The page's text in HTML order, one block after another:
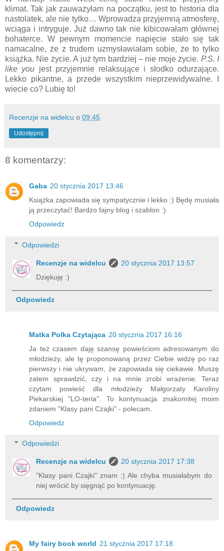
klimat. Tak jak zauważyłam na początku, jest to historia dla
nastolatek, ale nie tylko… Wprowadza przyjemną atmosferę,
wciąga i intryguje. Już dawno tak nie kibicowałam głównej
bohaterce. W pewnym momencie napięcie stało się tak
namacalne, że z trudem uzmysławiałam sobie, że to tylko
książka. Nie życie. A już tym bardziej – nie moje życie. P.S. I
like you jest przyjemnie relaksujące i słodko odurzające.
Lekko pikantne, a przede wszystkim nieprzewidywalne. I
wiecie co? Lubię to!
Recenzje na widelcu o 09:45
Udostępnij
8 komentarzy:
Gaba 20 stycznia 2017 13:46
Książka zapowiada się sympatycznie i lekko :) Będę musiała
ją przeczytać! Bardzo fajny blog i szablon :)
Odpowiedz
Odpowiedzi
Recenzje na widelcu
20 stycznia 2017 13:57
Dziękuję :)
Odpowiedz
Matka Polka Czytająca 20 stycznia 2017 16:16
Ja też czasem daję szansę powieściom adresowanym do
młodzieży, ale tę proponowaną przez Ciebie widzę po raz
pierwszy i nie ukrywam, że zapowiada się ciekawie. Muszę
zatem sprawdzić, czy i na mnie zrobi wrażenie. Teraz
czytam powieść dla młodzieży Małgorzaty Karoliny
Piekarskiej "LO-teria". To kontynuacja znakomitej moim
zdaniem "Klasy pani Czajki" - polecam.
Odpowiedz
Odpowiedzi
Recenzje na widelcu
20 stycznia 2017 17:38
"Klasy pani Czajki" znam :) Ale chyba musiałabym do
niej wrócić by sięgnąć po kontynuację.
Odpowiedz
My fairy book world 21 stycznia 2017 17:18